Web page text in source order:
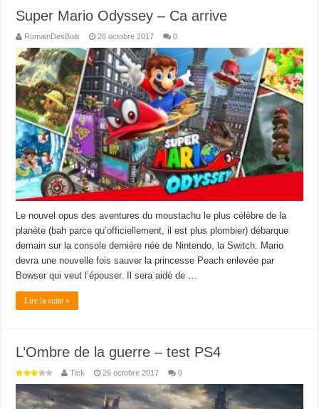
Super Mario Odyssey – Ca arrive
RomainDesBois 26 octobre 2017 0
Le nouvel opus des aventures du moustachu le plus célèbre de la
planète (bah parce qu’officiellement, il est plus plombier) débarque
demain sur la console dernière née de Nintendo, la Switch. Mario
devra une nouvelle fois sauver la princesse Peach enlevée par
Bowser qui veut l’épouser. Il sera aidé de …
Lire la suite »
L’Ombre de la guerre – test PS4
Tick 26 octobre 2017 0